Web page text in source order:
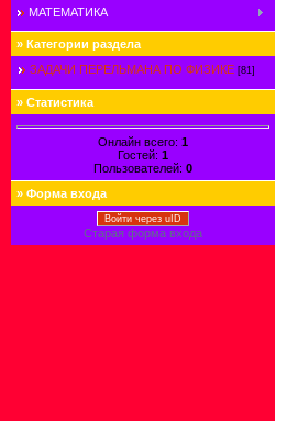
МАТЕМАТИКА
» Категории раздела
ЗАДАЧИ ПЕРЕЛЬМАНА ПО ФИЗИКЕ [81]
» Статистика
Онлайн всего: 1
Гостей: 1
Пользователей: 0
» Форма входа
Войти через uID
Старая форма входа